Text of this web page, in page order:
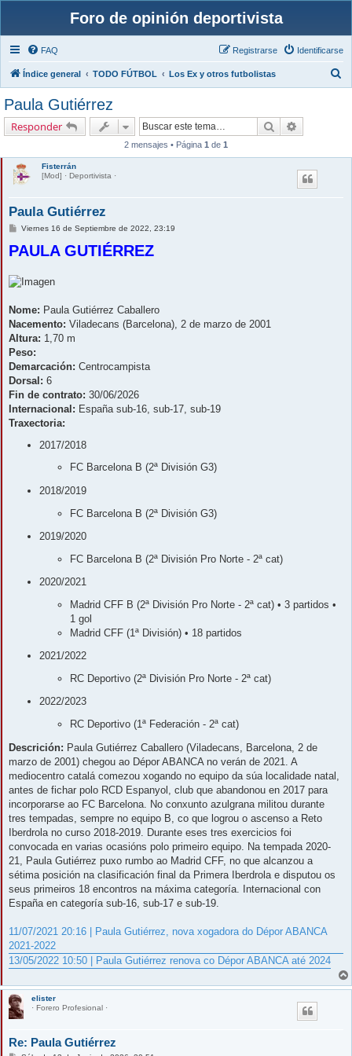
Foro de opinión deportivista
FAQ Identificarse
Registrarse
Índice general TODO FÚTBOL Los Ex y otros futbolistas
Paula Gutiérrez
Responder Buscar
2 mensajes • Página 1 de 1
Fisterrán
[Mod] · Deportivista ·
Paula Gutiérrez
M
n
s
j
e
Viernes 16 de Septiembre de 2022, 23:19
PAULA GUTIÉRREZ
Nome: Paula Gutiérrez Caballero
Nacemento: Viladecans (Barcelona), 2 de marzo de 2001
Altura: 1,70 m
Peso:
Demarcación: Centrocampista
Dorsal: 6
Fin de contrato: 30/06/2026
Internacional: España sub-16, sub-17, sub-19
Traxectoria:
2017/2018
FC Barcelona B (2ª División G3)
2018/2019
FC Barcelona B (2ª División G3)
2019/2020
FC Barcelona B (2ª División Pro Norte - 2ª cat)
2020/2021
Madrid CFF B (2ª División Pro Norte - 2ª cat) • 3 partidos •
1 gol
Madrid CFF (1ª División) • 18 partidos
2021/2022
RC Deportivo (2ª División Pro Norte - 2ª cat)
2022/2023
RC Deportivo (1ª Federación - 2ª cat)
Descrición: Paula Gutiérrez Caballero (Viladecans, Barcelona, 2 de
marzo de 2001) chegou ao Dépor ABANCA no verán de 2021. A
mediocentro catalá comezou xogando no equipo da súa localidade natal,
antes de fichar polo RCD Espanyol, club que abandonou en 2017 para
incorporarse ao FC Barcelona. No conxunto azulgrana militou durante
tres tempadas, sempre no equipo B, co que logrou o ascenso a Reto
Iberdrola no curso 2018-2019. Durante eses tres exercicios foi
convocada en varias ocasións polo primeiro equipo. Na tempada 2020-
21, Paula Gutiérrez puxo rumbo ao Madrid CFF, no que alcanzou a
sétima posición na clasificación final da Primera Iberdrola e disputou os
seus primeiros 18 encontros na máxima categoría. Internacional con
España en categoría sub-16, sub-17 e sub-19.
11/07/2021 20:16 | Paula Gutiérrez, nova xogadora do Dépor ABANCA
2021-2022
13/05/2022 10:50 | Paula Gutiérrez renova co Dépor ABANCA até 2024
elister
· Forero Profesional ·
Re: Paula Gutiérrez